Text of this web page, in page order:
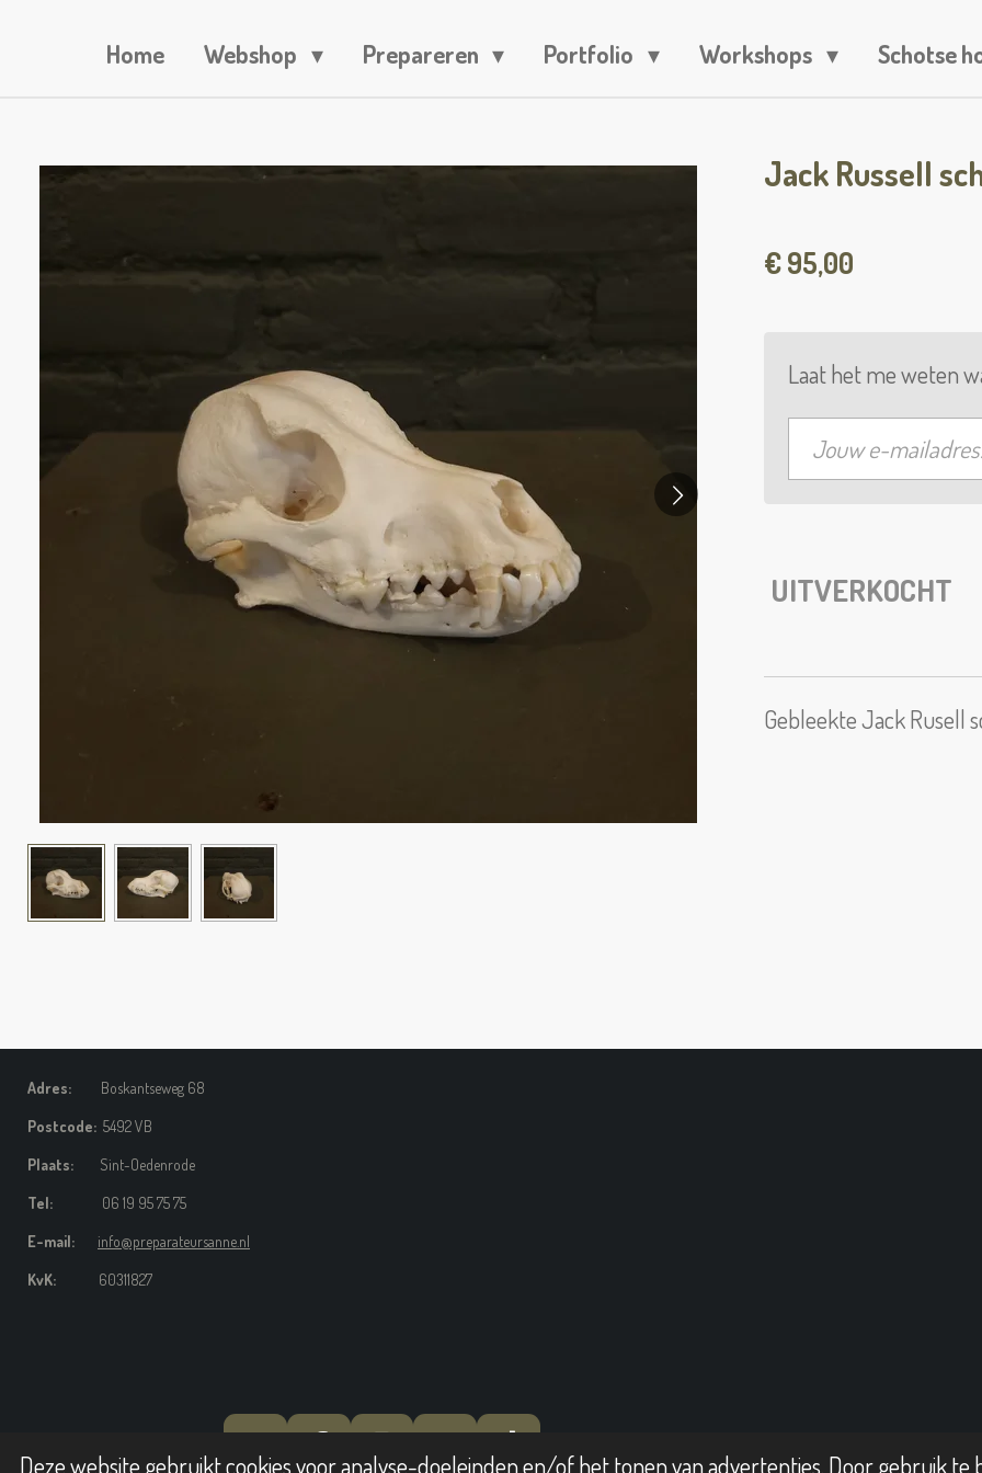
Deze website gebruikt cookies voor analyse-doeleinden en/of het tonen van advertenties. Door gebruik te
Home Webshop Prepareren Portfolio Workshops Schotse
Jack Russell
€ 95,00
Laat het me weten
UITVERKOCHT
Gebleekte Jack Rusell
Adres: Boskantseweg 68
Postcode: 5492 VB
Plaats: Sint-Oedenrode
Tel: 06 19 95 75 75
E-mail: info@preparateursanne.nl
KvK: 60311827
Y
F
I
W
T